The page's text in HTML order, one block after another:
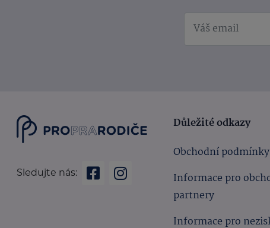
Sledujte nás:
Důležité odkazy
Obchodní podmínky
Informace pro
partnery
Informace pro